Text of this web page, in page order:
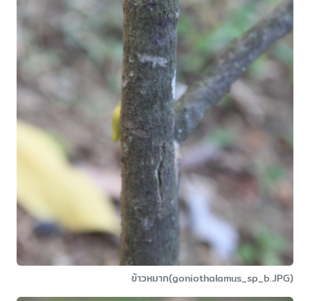
ข้าวหมาก(goniothalamus_sp_b.JPG)